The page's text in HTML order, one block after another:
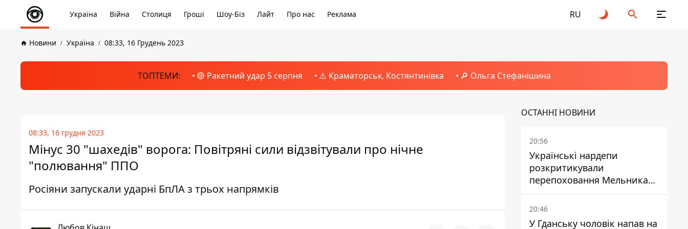
Україна Війна Столиця Гроші Шоу-Біз Лайт Про нас Реклама RU
Новини Україна 08:33, 16 Грудень 2023
ТОПТЕМИ: 🔴 Ракетний удар 5 серпня ⚠️ Краматорськ, Костянтинівка 🔎 Ольга Стефанішина
08:33, 16 грудня 2023
Мінус 30 "шахедів" ворога: Повітряні сили відзвітували про нічне
"полювання" ППО
Росіяни запускали ударні БпЛА з трьох напрямків
ОСТАННІ НОВИНИ
20:56
Українські нардепи
розкритикували
перепоховання Мельника
через ризик дипломатичної
ізоляції
20:46
У Гданську чоловік напав на